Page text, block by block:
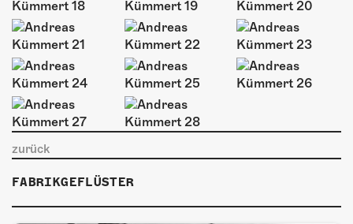
zurück
FABRIKGEFLÜSTER